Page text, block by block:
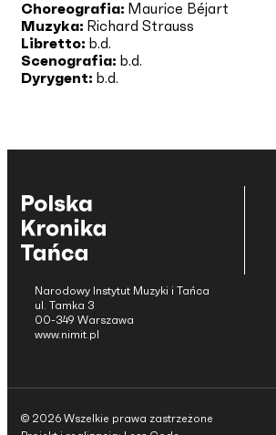
Choreografia: Maurice Béjart
Muzyka: Richard Strauss
Libretto: b.d.
Scenografia: b.d.
Dyrygent: b.d.
Narodowy Instytut Muzyki i Tańca
ul. Tamka 3
00-349 Warszawa
www.nimit.pl
© 2026 Wszelkie prawa zastrzeżone